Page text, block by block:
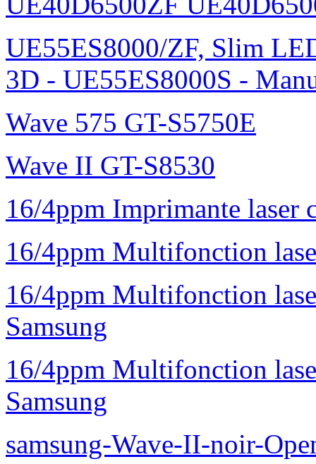
UE55ES8000/ZF, Slim
3D - UE55ES8000S -
Wave 575 GT-S5750E
Wave II GT-S8530
16/4ppm Imprimante laser
16/4ppm Multifonction
16/4ppm Multifonction
Samsung
16/4ppm Multifonction
Samsung
samsung-Wave-II-noir-